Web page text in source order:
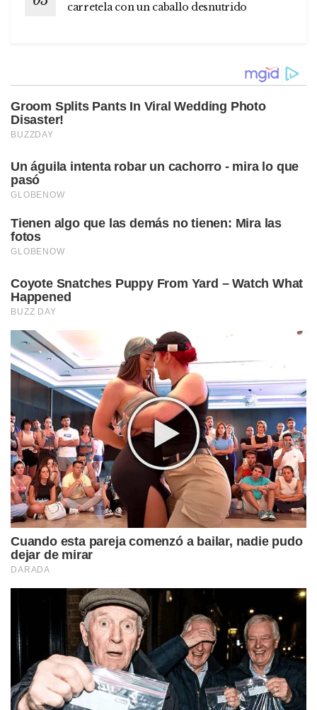
carretela con un caballo desnutrido